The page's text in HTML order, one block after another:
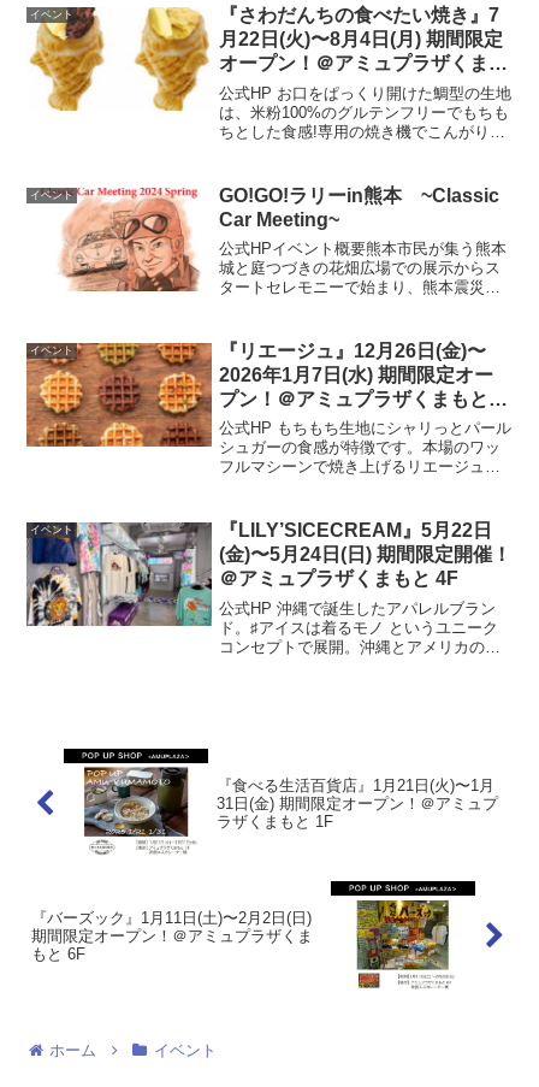
イベント
『さわだんちの食べたい焼き』7
月22日(火)〜8月4日(月) 期間限定
オープン！＠アミュプラザくまも
と 1F
公式HP お口をぱっくり開けた鯛型の生地
は、米粉100%のグルテンフリーでもちも
ちとした食感!専用の焼き機でこんがりと
おります。昔ながらのたいやきの良さを
ベースに、見...
イベント
GO!GO!ラリーin熊本 ~Classic
Car Meeting~
公式HPイベント概要熊本市民が集う熊本
城と庭つづきの花畑広場での展示からス
タートセレモニーで始まり、熊本震災被
シックカーで巡るスタンプ走行会。一般
公道では法定速度を厳守...
イベント
『リエージュ』12月26日(金)〜
2026年1月7日(水) 期間限定オー
プン！＠アミュプラザくまもと
1F
公式HP もちもち生地にシャリっとパール
シュガーの食感が特徴です。本場のワッ
フルマシーンで焼き上げるリエージュの
のいい香りが広がります。是非一度ご賞
味ください。開催場所...
イベント
『LILY’SICECREAM』5月22日
(金)〜5月24日(日) 期間限定開催！
＠アミュプラザくまもと 4F
公式HP 沖縄で誕生したアパレルブラン
ド。♯アイスは着るモノ というユニーク
コンセプトで展開。沖縄とアメリカのカ
『食べる生活百貨店』1月21日(火)〜1月
31日(金) 期間限定オープン！＠アミュプ
ラザくまもと 1F
『バーズック』1月11日(土)〜2月2日(日)
期間限定オープン！＠アミュプラザくま
もと 6F
ホーム イベント